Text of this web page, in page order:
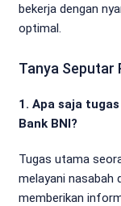
bekerja dengan
optimal.
Tanya Seputar
1. Apa saja
Bank BNI?
Tugas utama
melayani nasabah
memberikan